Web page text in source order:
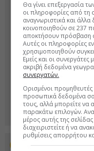
Προσθέστε το
Θα γίνει επεξεργασία
οι πληροφορίες από τη
αναγνωριστικά και
κοινοποιηθούν σε 237
αποκτήσουν πρόσβαση
Αυτές οι πληροφορίες
χρησιμοποιηθούν
Εμείς και οι
ακριβή δεδομένα
συνεργατών.
Ορισμένοι
προσωπικά δεδομένα
τους, αλλά μπορείτε να
παρακάτω επιλογών.
μέρος αυτής της
διαχειριστείτε ή να
ρυθμίσεις απορρήτου